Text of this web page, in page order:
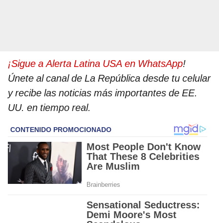
¡Sigue a Alerta Latina USA en WhatsApp!
Únete al canal de La República desde tu celular
y recibe las noticias más importantes de EE.
UU. en tiempo real.